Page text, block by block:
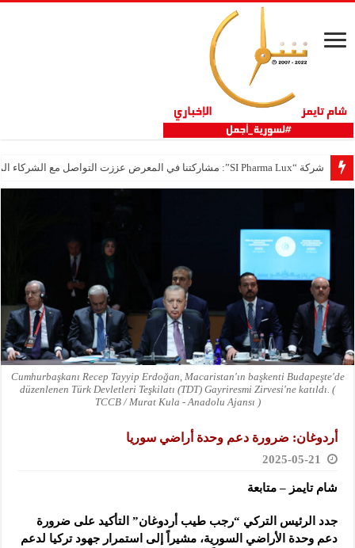
شركة “SI Pharma Lux”: مشاركتنا في المعرض عززت التواصل مع الشركاء المحليين والدوليين
Cumhurbaşkanı Recep Tayyip Erdoğan, Macaristan'ın başkenti Budapeşte'de
düzenlenen Türk Devletleri Teşkilatı (TDT) Gayriresmi Zirvesi'ne katıldı. (
TCCB / Murat Kula - Anadolu Ajansı )
أردوغان: ضرورة دعم وحدة أراضي سوريا
2025-05-21
شام تايمز – متابعة
جدد الرئيس التركي “رجب طيب أردوغان” التأكيد على ضرورة
دعم وحدة الأراضي السورية،مشيراً إلى استمرار جهود تركيا لدعم